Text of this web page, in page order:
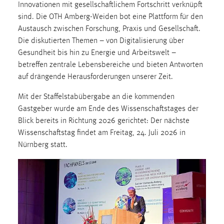
Innovationen mit gesellschaftlichem Fortschritt verknüpft
sind. Die OTH Amberg-Weiden bot eine Plattform für den
Austausch zwischen Forschung, Praxis und Gesellschaft.
Die diskutierten Themen – von Digitalisierung über
Gesundheit bis hin zu Energie und Arbeitswelt –
betreffen zentrale Lebensbereiche und bieten Antworten
auf drängende Herausforderungen unserer Zeit.
Mit der Staffelstabübergabe an die kommenden
Gastgeber wurde am Ende des Wissenschaftstages der
Blick bereits in Richtung 2026 gerichtet: Der nächste
Wissenschaftstag findet am Freitag, 24. Juli 2026 in
Nürnberg statt.
Google Ireland Limited
Zweck:
Conversion-Tracking
Cookie Laufzeit:
3 Monate
Facebook Pixel
Name:
_fbp
Anbieter:
Facebook
Conversion-Tracking
Cookie Laufzeit:
3 Monate